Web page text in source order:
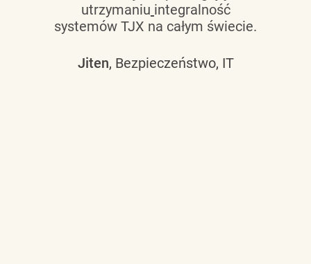
utrzymaniu integralność
systemów TJX na całym świecie.
Jiten, Bezpieczeństwo, IT